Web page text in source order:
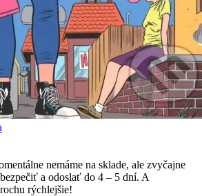
nemáme na sklade, ale zvyčajne
a odoslať do 4 – 5 dní. A
rýchlejšie!